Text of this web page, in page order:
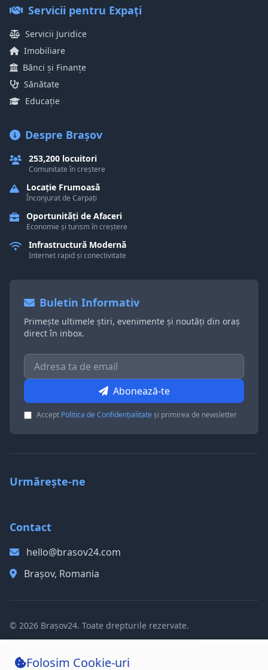
Servicii pentru Expați
Servicii Juridice
Imobiliare
Bănci și Finanțe
Sănătate
Educație
Despre Brașov
253,200 locuitori
Comunitate în creștere
Locație Frumoasă
Înconjurat de Carpați
Oportunități de Afaceri
Economie și turism în creștere
Infrastructură Modernă
Internet rapid și conectivitate
Buletin Informativ
Primește ultimele știri, evenimente și noutăți din oraș
direct în inbox.
Abonează-te
Accept Politica de Confidențialitateși primirea de newsletter
Urmărește-ne
Contact
hello@brasov24.com
Brașov, Romania
© 2026 Brașov24. Toate drepturile rezervate.
Politica de Cookie-uri
Folosim Cookie-uri